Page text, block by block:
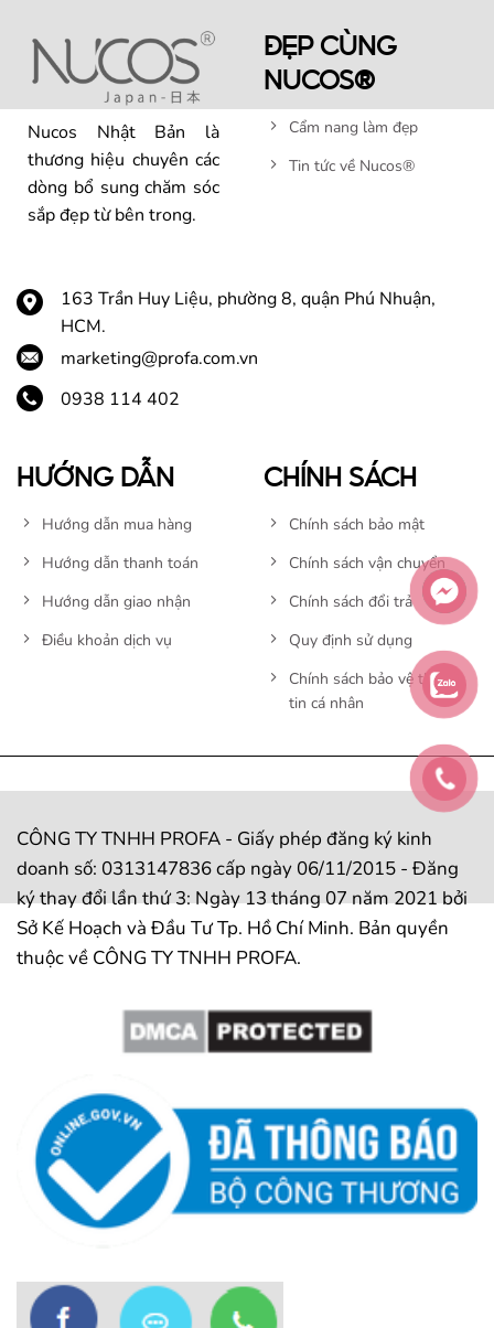
Nucos Nhật Bản là
thương hiệu chuyên các
dòng bổ sung chăm sóc
sắp đẹp từ bên trong.
ĐẸP CÙNG
NUCOS®
Cẩm nang làm đẹp
Tin tức về Nucos®
163 Trần Huy Liệu, phường 8, quận Phú Nhuận,
HCM.
marketing@profa.com.vn
0938 114 402
HƯỚNG DẪN
Hướng dẫn mua hàng
Hướng dẫn thanh toán
Hướng dẫn giao nhận
Điều khoản dịch vụ
CHÍNH SÁCH
Chính sách bảo mật
Chính sách vận chuyển
Chính sách đổi trả
Quy định sử dụng
Chính sách bảo vệ thông
tin cá nhân
CÔNG TY TNHH PROFA - Giấy phép đăng ký kinh
doanh số: 0313147836 cấp ngày 06/11/2015 - Đăng
ký thay đổi lần thứ 3: Ngày 13 tháng 07 năm 2021 bởi
Sở Kế Hoạch và Đầu Tư Tp. Hồ Chí Minh. Bản quyền
thuộc về CÔNG TY TNHH PROFA.